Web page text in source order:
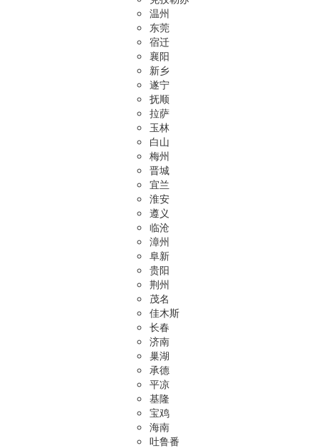
温州
东莞
宿迁
襄阳
新乡
遂宁
抚顺
拉萨
玉林
白山
梅州
晋城
宜兰
淮安
遵义
临沧
漳州
阜新
贵阳
荆州
茂名
佳木斯
长春
济南
巢湖
承德
平凉
基隆
宝鸡
海南
吐鲁番